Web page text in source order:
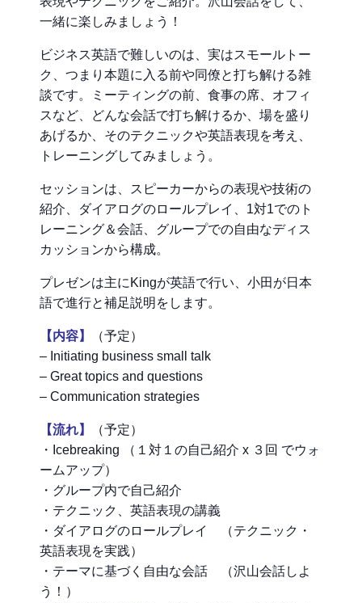
一緒に楽しみましょう！
ビジネス英語で難しいのは、実はスモールトー
ク、つまり本題に入る前や同僚と打ち解ける雑
談です。ミーティングの前、食事の席、オフィ
スなど、どんな会話で打ち解けるか、場を盛り
あげるか、そのテクニックや英語表現を考え、
トレーニングしてみましょう。
セッションは、スピーカーからの表現や技術の
紹介、ダイアログのロールプレイ、1対1でのト
レーニング＆会話、グループでの自由なディス
カッションから構成。
プレゼンは主にKingが英語で行い、小田が日本
語で進行と補足説明をします。
【内容】
（予定）
– Initiating business small talk
– Great topics and questions
– Communication strategies
【流れ】
（予定）
・Icebreaking （１対１の自己紹介 x ３回 でウォ
ームアップ）
・グループ内で自己紹介
・テクニック、英語表現の講義
・ダイアログのロールプレイ （テクニック・
英語表現を実践）
・テーマに基づく自由な会話 （沢山会話しよ
う！）